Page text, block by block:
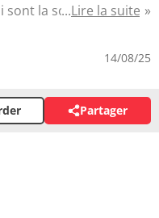
sont la solution
à l'intérieur, ils
épicée enrobe
un mariage
Lire la suite
14/08/25
Partager